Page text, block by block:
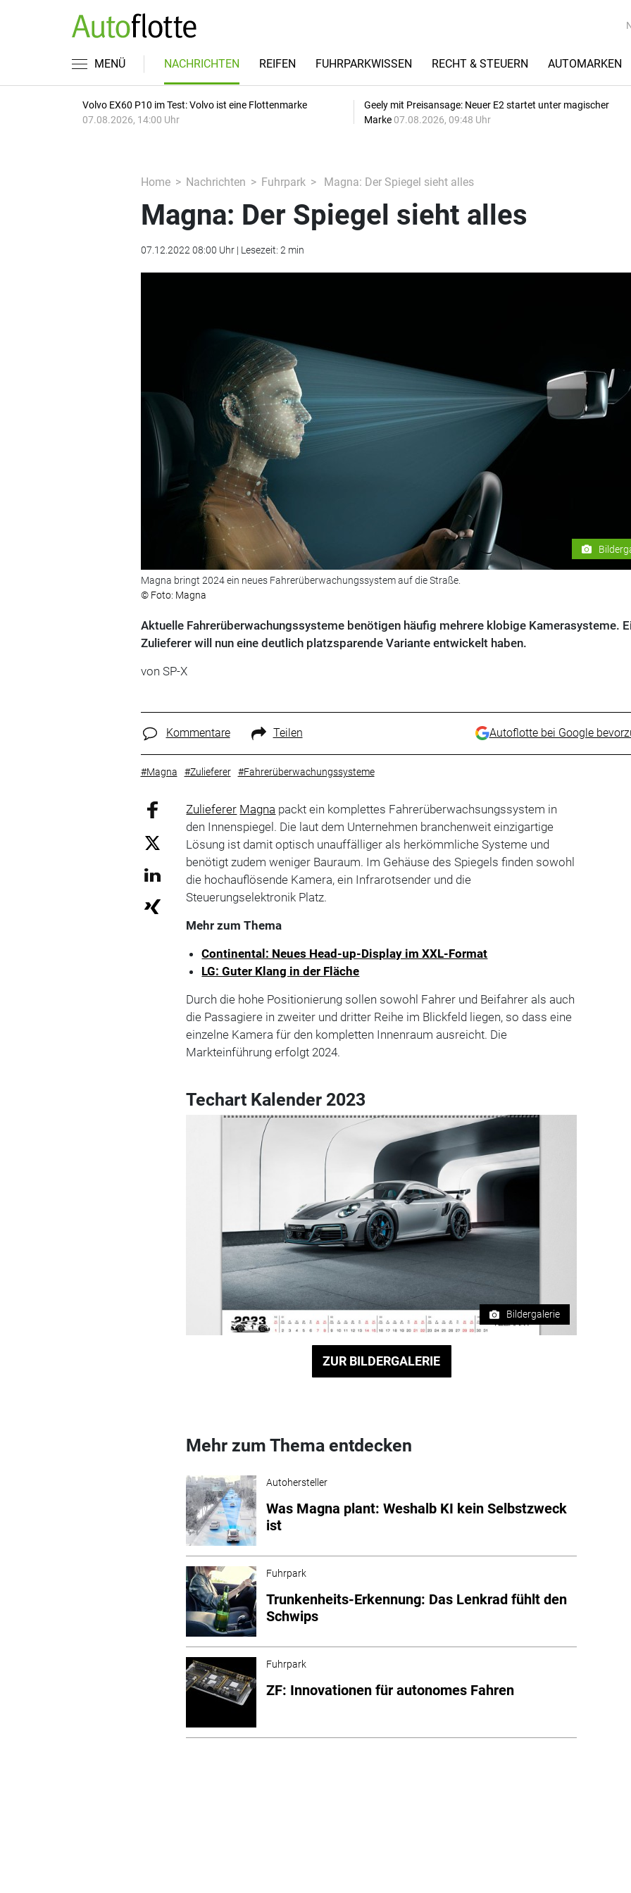
MENÜ NACHRICHTEN REIFEN FUHRPARKWISSEN RECHT & STEUERN AUTOMARKEN
Volvo EX60 P10 im Test: Volvo ist eine Flottenmarke
07.08.2026, 14:00 Uhr
Geely mit Preisansage: Neuer E2 startet unter magischer
Marke 07.08.2026, 09:48 Uhr
Home Nachrichten Fuhrpark Magna: Der Spiegel sieht alles
Magna: Der Spiegel sieht alles
07.12.2022 08:00 Uhr | Lesezeit: 2 min
Magna bringt 2024 ein neues Fahrerüberwachungssystem auf die Straße.
© Foto: Magna
Aktuelle Fahrerüberwachungssysteme benötigen häufig mehrere klobige Kamerasysteme.
Zulieferer will nun eine deutlich platzsparende Variante entwickelt haben.
von SP-X
Kommentare Teilen Autoflotte bei Google
#Magna #Zulieferer #Fahrerüberwachungssysteme
Zulieferer Magna packt ein komplettes Fahrerüberwachsungssystem in
den Innenspiegel. Die laut dem Unternehmen branchenweit einzigartige
Lösung ist damit optisch unauffälliger als herkömmliche Systeme und
benötigt zudem weniger Bauraum. Im Gehäuse des Spiegels finden sowohl
die hochauflösende Kamera, ein Infrarotsender und die
Steuerungselektronik Platz.
Mehr zum Thema
Continental: Neues Head-up-Display im XXL-Format
LG: Guter Klang in der Fläche
Durch die hohe Positionierung sollen sowohl Fahrer und Beifahrer als auch
die Passagiere in zweiter und dritter Reihe im Blickfeld liegen, so dass eine
einzelne Kamera für den kompletten Innenraum ausreicht. Die
Markteinführung erfolgt 2024.
Techart Kalender 2023
Bildergalerie
ZUR BILDERGALERIE
Mehr zum Thema entdecken
Autohersteller
Was Magna plant: Weshalb KI kein Selbstzweck
ist
Fuhrpark
Trunkenheits-Erkennung: Das Lenkrad fühlt den
Schwips
Fuhrpark
ZF: Innovationen für autonomes Fahren